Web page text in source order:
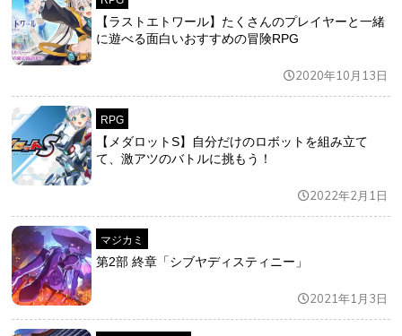
【ラストエトワール】たくさんのプレイヤーと一緒
に遊べる面白いおすすめの冒険RPG
2020年10月13日
RPG
【メダロットS】自分だけのロボットを組み立て
て、激アツのバトルに挑もう！
2022年2月1日
マジカミ
第2部 終章「シブヤディスティニー」
2021年1月3日